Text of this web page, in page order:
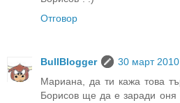
Отговор
BullBlogger
30 март 2010
Мариана, да ти кажа това
Борисов ще да е заради оня